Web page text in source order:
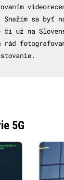
sa byť
už na
rád
5G